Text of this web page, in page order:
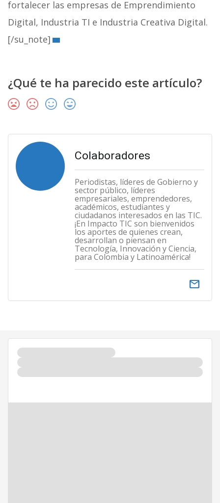
fortalecer las empresas de Emprendimiento
Digital, Industria TI e Industria Creativa Digital.
[/su_note]
¿Qué te ha parecido este artículo?
Colaboradores
Periodistas, líderes de Gobierno y
sector público, líderes
empresariales, emprendedores,
académicos, estudiantes y
ciudadanos interesados en las TIC.
¡En Impacto TIC son bienvenidos
los aportes de quienes crean,
desarrollan o piensan en
Tecnología, Innovación y Ciencia,
para Colombia y Latinoamérica!
email